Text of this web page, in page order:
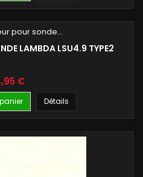
LAMBDA LSU4.9 TYPE2
€
Détails